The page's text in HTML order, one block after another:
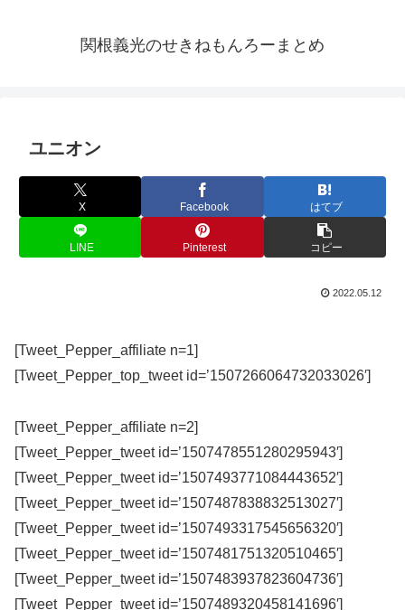
関根義光のせきねもんろーまとめ
ユニオン
X Facebook はてブ
LINE Pinterest コピー
2022.05.12
[Tweet_Pepper_affiliate n=1]
[Tweet_Pepper_top_tweet id=’1507266064732033026′]
[Tweet_Pepper_affiliate n=2]
[Tweet_Pepper_tweet id=’1507478551280295943′]
[Tweet_Pepper_tweet id=’1507493771084443652′]
[Tweet_Pepper_tweet id=’1507487838832513027′]
[Tweet_Pepper_tweet id=’1507493317545656320′]
[Tweet_Pepper_tweet id=’1507481751320510465′]
[Tweet_Pepper_tweet id=’1507483937823604736′]
[Tweet_Pepper_tweet id=’1507489320458141696′]